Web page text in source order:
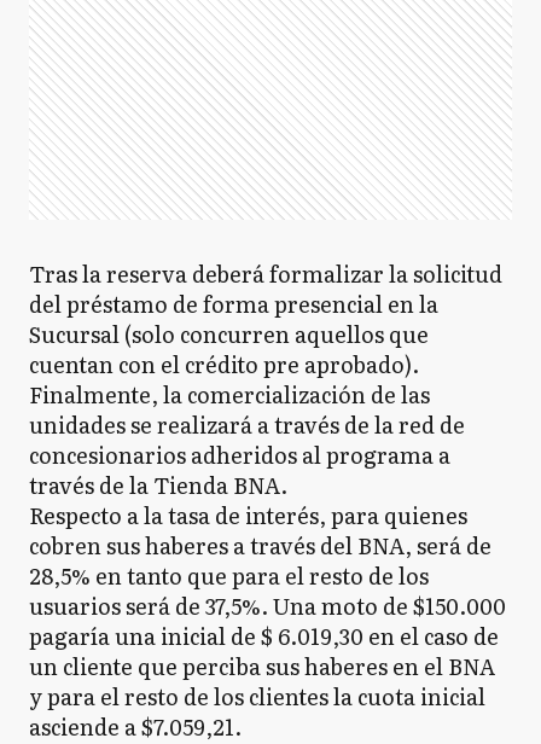
Tras la reserva deberá formalizar la solicitud
del préstamo de forma presencial en la
Sucursal (solo concurren aquellos que
cuentan con el crédito pre aprobado).
Finalmente, la comercialización de las
unidades se realizará a través de la red de
concesionarios adheridos al programa a
través de la Tienda BNA.
Respecto a la tasa de interés, para quienes
cobren sus haberes a través del BNA, será de
28,5% en tanto que para el resto de los
usuarios será de 37,5%. Una moto de $150.000
pagaría una inicial de $ 6.019,30 en el caso de
un cliente que perciba sus haberes en el BNA
y para el resto de los clientes la cuota inicial
asciende a $7.059,21.